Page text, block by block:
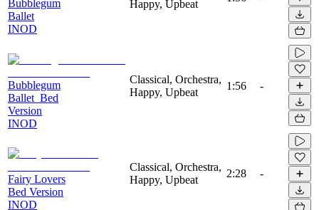
Bubblegum
Ballet
INOD
Happy, Upbeat
Bubblegum
Ballet_Bed
Version
INOD
Classical, Orchestra,
Happy, Upbeat
1:56 -
Fairy Lovers
Bed Version
INOD
Classical, Orchestra,
Happy, Upbeat
2:28 -